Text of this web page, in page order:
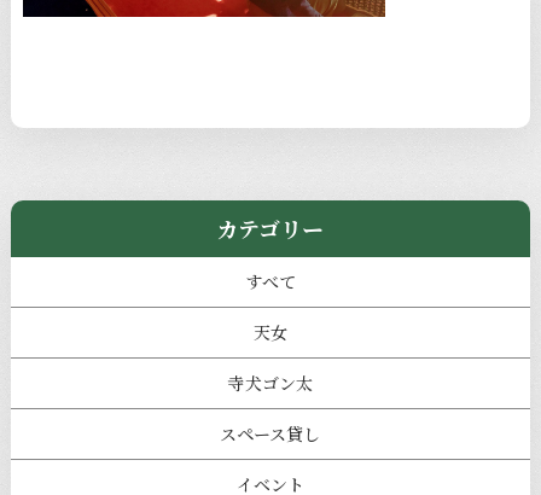
カテゴリー
すべて
天女
寺犬ゴン太
スペース貸し
イベント